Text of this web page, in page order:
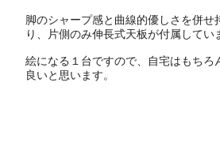
脚のシャープ感と曲線的優しさを併せ
り、片側のみ伸長式天板が付属してい
絵になる１台ですので、自宅はもちろ
良いと思います。